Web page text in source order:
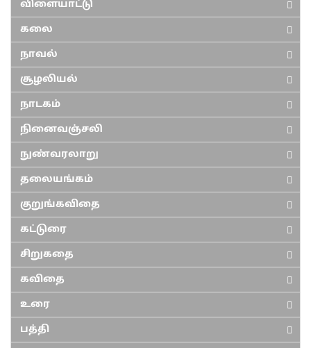
விளையாட்டு
கலை
நாவல்
சூழலியல்
நாடகம்
நினைவஞ்சலி
நுண்வரலாறு
தலையங்கம்
குறுங்கவிதை
கட்டுரை
சிறுகதை
கவிதை
உரை
பத்தி